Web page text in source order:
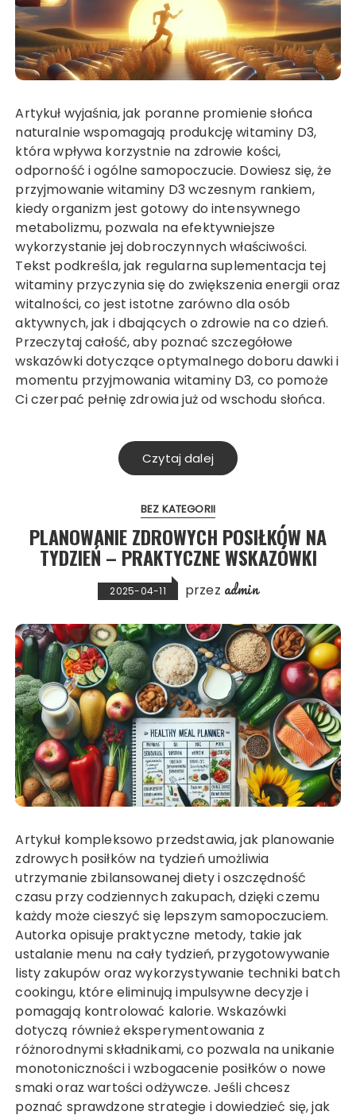
Artykuł wyjaśnia, jak poranne promienie słońca
naturalnie wspomagają produkcję witaminy D3,
która wpływa korzystnie na zdrowie kości,
odporność i ogólne samopoczucie. Dowiesz się, że
przyjmowanie witaminy D3 wczesnym rankiem,
kiedy organizm jest gotowy do intensywnego
metabolizmu, pozwala na efektywniejsze
wykorzystanie jej dobroczynnych właściwości.
Tekst podkreśla, jak regularna suplementacja tej
witaminy przyczynia się do zwiększenia energii oraz
witalności, co jest istotne zarówno dla osób
aktywnych, jak i dbających o zdrowie na co dzień.
Przeczytaj całość, aby poznać szczegółowe
wskazówki dotyczące optymalnego doboru dawki i
momentu przyjmowania witaminy D3, co pomoże
Ci czerpać pełnię zdrowia już od wschodu słońca.
Czytaj dalej
BEZ KATEGORII
PLANOWANIE ZDROWYCH POSIŁKÓW NA
TYDZIEŃ – PRAKTYCZNE WSKAZÓWKI
2025-04-11 przez admin
Artykuł kompleksowo przedstawia, jak planowanie
zdrowych posiłków na tydzień umożliwia
utrzymanie zbilansowanej diety i oszczędność
czasu przy codziennych zakupach, dzięki czemu
każdy może cieszyć się lepszym samopoczuciem.
Autorka opisuje praktyczne metody, takie jak
ustalanie menu na cały tydzień, przygotowywanie
listy zakupów oraz wykorzystywanie techniki batch
cookingu, które eliminują impulsywne decyzje i
pomagają kontrolować kalorie. Wskazówki
dotyczą również eksperymentowania z
różnorodnymi składnikami, co pozwala na unikanie
monotoniczności i wzbogacenie posiłków o nowe
smaki oraz wartości odżywcze. Jeśli chcesz
poznać sprawdzone strategie i dowiedzieć się, jak